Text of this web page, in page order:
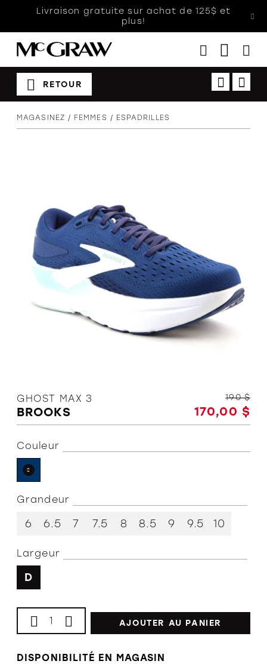
Livraison gratuite sur achat de 125$ et
plus!
Femmes
Hommes
L'équipe
Politiques et conditions d'achat
RETOUR
MAGASINEZ FEMMES ESPADRILLES
GHOST MAX 3
BROOKS 170,00 $
190 $
Couleur
Grandeur
6 6.5 7 7.5 8 8.5 9 9.5 10
Largeur
D
AJOUTER AU PANIER
DISPONIBILITÉ EN MAGASIN